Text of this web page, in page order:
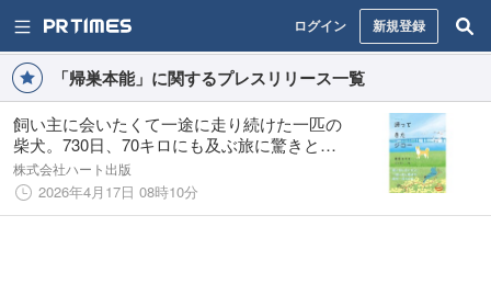
ログイン 新規登録
「帰巣本能」に関するプレスリリース一覧
飼い主に会いたくて一途に走り続けた一匹の
柴犬。730日、70キロにも及ぶ旅に驚きと感
動！話題の『新装改訂版 帰ってきたジロー』
が早くも3刷決定
株式会社ハート出版
2026年4月17日 08時10分